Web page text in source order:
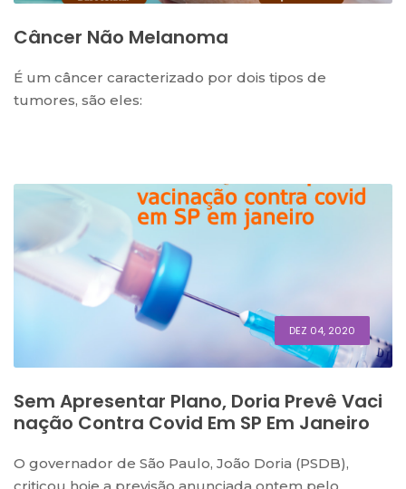
Câncer Não Melanoma
É um câncer caracterizado por dois tipos de
tumores, são eles:
DEZ 04, 2020
Sem Apresentar Plano, Doria Prevê Vaci
Nação Contra Covid Em SP Em Janeiro
O governador de São Paulo, João Doria (PSDB),